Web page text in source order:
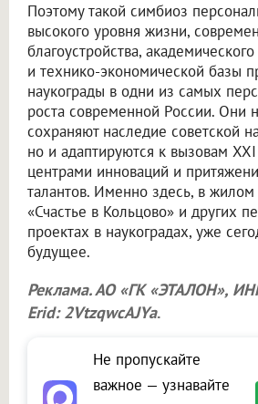
Поэтому такой симбиоз
высокого уровня жизни,
благоустройства,
и технико-экономической базы
наукограды в одни из самых
роста современной России. Они
сохраняют наследие советской
но и адаптируются к вызовам XXI
центрами инноваций и
талантов. Именно здесь, в
«Счастье в Кольцово» и других
проектах в наукоградах, уже
будущее.
Реклама. АО «ГК «ЭТАЛОН»,
Erid: 2VtzqwcAJYa.
Не пропускайте
важное — узнавайте